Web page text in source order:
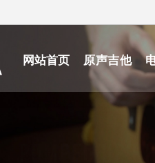
网站首页 原声吉他